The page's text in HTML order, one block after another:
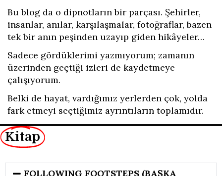
Bu blog da o dipnotların bir parçası. Şehirler,
insanlar, anılar, karşılaşmalar, fotoğraflar, bazen
tek bir anın peşinden uzayıp giden hikâyeler…
Sadece gördüklerimi yazmıyorum; zamanın
üzerinden geçtiği izleri de kaydetmeye
çalışıyorum.
Belki de hayat, vardığımız yerlerden çok, yolda
fark etmeyi seçtiğimiz ayrıntıların toplamıdır.
Kitap
FOLLOWING FOOTSTEPS (BAŞKA